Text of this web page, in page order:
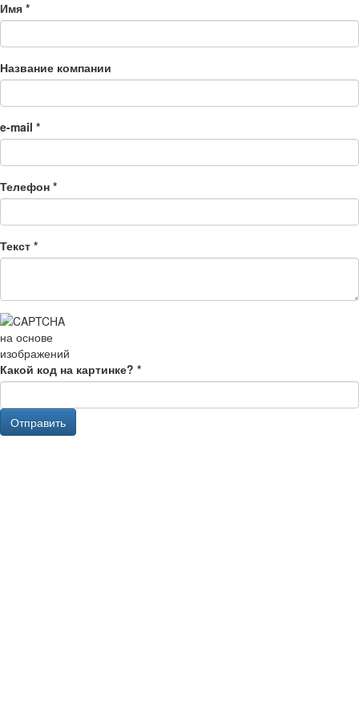
Перейти
к
Имя *
Название компании
e-mail *
Телефон *
Текст *
Какой код на картинке? *
Отправить